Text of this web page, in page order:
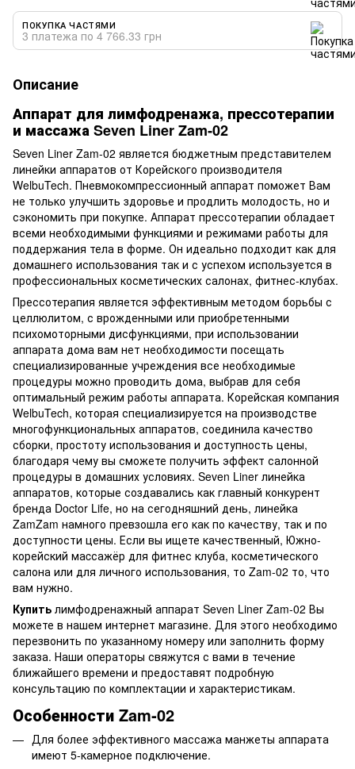
ПОКУПКА ЧАСТЯМИ
3 платежа по 4 766.33 грн
Описание
Аппарат для лимфодренажа, прессотерапии
и массажа Seven Liner Zam‐02
Seven Liner Zam-02 является бюджетным представителем
линейки аппаратов от Корейского производителя
WelbuTech. Пневмокомпрессионный аппарат поможет Вам
не только улучшить здоровье и продлить молодость, но и
сэкономить при покупке. Аппарат прессотерапии обладает
всеми необходимыми функциями и режимами работы для
поддержания тела в форме. Он идеально подходит как для
домашнего использования так и с успехом используется в
профессиональных косметических салонах, фитнес-клубах.
Прессотерапия является эффективным методом борьбы с
целлюлитом, с врожденными или приобретенными
психомоторными дисфункциями, при использовании
аппарата дома вам нет необходимости посещать
специализированные учреждения все необходимые
процедуры можно проводить дома, выбрав для себя
оптимальный режим работы аппарата. Корейская компания
WelbuTech, которая специализируется на производстве
многофункциональных аппаратов, соединила качество
сборки, простоту использования и доступность цены,
благодаря чему вы сможете получить эффект салонной
процедуры в домашних условиях. Seven Liner линейка
аппаратов, которые создавались как главный конкурент
бренда Doctor Life, но на сегодняшний день, линейка
ZamZam намного превзошла его как по качеству, так и по
доступности цены. Если вы ищете качественный, Южно-
корейский маcсажёр для фитнес клуба, косметического
салона или для личного использования, то Zam-02 то, что
вам нужно.
Купить лимфодренажный аппарат Seven Liner Zam-02 Вы
можете в нашем интернет магазине. Для этого необходимо
перезвонить по указанному номеру или заполнить форму
заказа. Наши операторы свяжутся с вами в течение
ближайшего времени и предоставят подробную
консультацию по комплектации и характеристикам.
Особенности Zam‐02
Для более эффективного массажа манжеты аппарата
имеют 5-камерное подключение.